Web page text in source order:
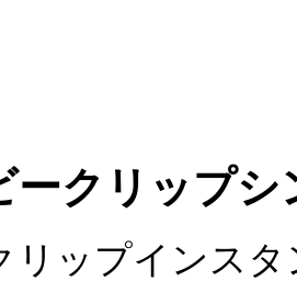
ークリップ
リップインス